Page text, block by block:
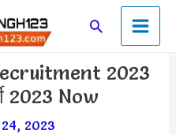
SearchMain
Menu
2023
2023 Now
2023